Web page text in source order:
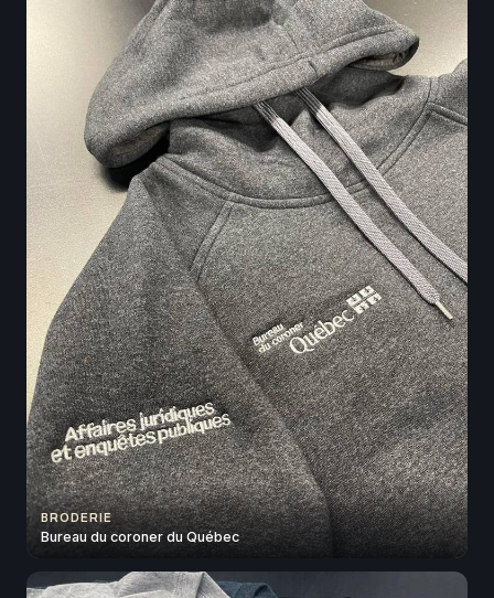
BRODERIE
Bureau du coroner du Québec